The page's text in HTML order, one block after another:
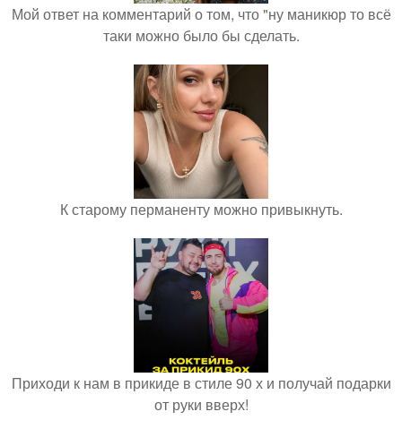
Мой ответ на комментарий о том, что "ну маникюр то всё
таки можно было бы сделать.
К старому перманенту можно привыкнуть.
Приходи к нам в прикиде в стиле 90 х и получай подарки
от руки вверх!